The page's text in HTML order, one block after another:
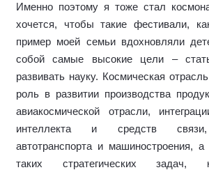
Именно поэтому я тоже стал
хочется, чтобы такие фестивали,
пример моей семьи вдохновляли
собой самые высокие цели –
развивать науку. Космическая
роль в развитии производства
авиакосмической отрасли,
интеллекта и средств связи,
автотранспорта и машиностроения,
таких стратегических задач,